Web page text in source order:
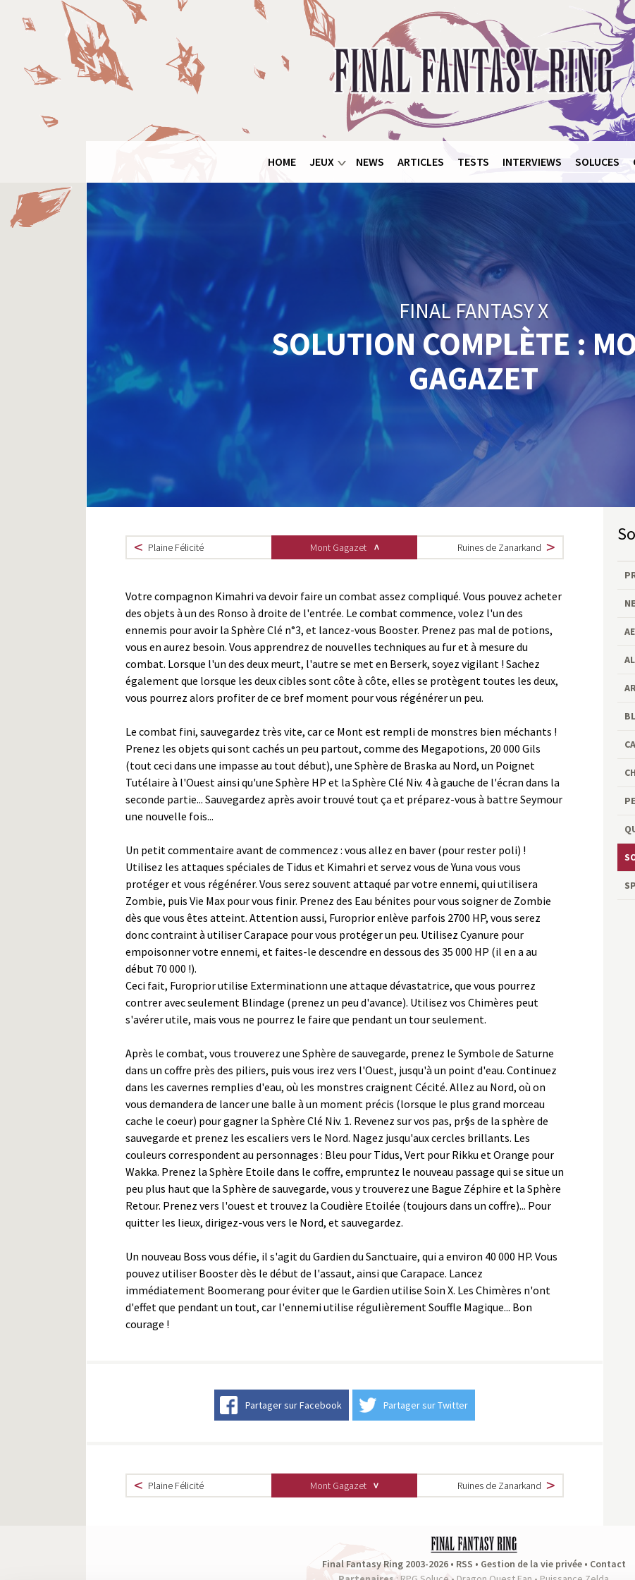
Final
Fantasy
Ring
HOME JEUX NEWS ARTICLES TESTS INTERVIEWS SOLUCES
FINAL FANTASY X
SOLUTION COMPLÈTE :
GAGAZET
Plaine Félicité Mont Gagazet Ruines de Zanarkand
Votre compagnon Kimahri va devoir faire un combat assez compliqué. Vous pouvez acheter
des objets à un des Ronso à droite de l'entrée. Le combat commence, volez l'un des
ennemis pour avoir la Sphère Clé n°3, et lancez-vous Booster. Prenez pas mal de potions,
vous en aurez besoin. Vous apprendrez de nouvelles techniques au fur et à mesure du
combat. Lorsque l'un des deux meurt, l'autre se met en Berserk, soyez vigilant ! Sachez
également que lorsque les deux cibles sont côte à côte, elles se protègent toutes les deux,
vous pourrez alors profiter de ce bref moment pour vous régénérer un peu.
Le combat fini, sauvegardez très vite, car ce Mont est rempli de monstres bien méchants !
Prenez les objets qui sont cachés un peu partout, comme des Megapotions, 20 000 Gils
(tout ceci dans une impasse au tout début), une Sphère de Braska au Nord, un Poignet
Tutélaire à l'Ouest ainsi qu'une Sphère HP et la Sphère Clé Niv. 4 à gauche de l'écran dans la
seconde partie... Sauvegardez après avoir trouvé tout ça et préparez-vous à battre Seymour
une nouvelle fois...
Un petit commentaire avant de commencez : vous allez en baver (pour rester poli) !
Utilisez les attaques spéciales de Tidus et Kimahri et servez vous de Yuna vous vous
protéger et vous régénérer. Vous serez souvent attaqué par votre ennemi, qui utilisera
Zombie, puis Vie Max pour vous finir. Prenez des Eau bénites pour vous soigner de Zombie
dès que vous êtes atteint. Attention aussi, Furoprior enlève parfois 2700 HP, vous serez
donc contraint à utiliser Carapace pour vous protéger un peu. Utilisez Cyanure pour
empoisonner votre ennemi, et faites-le descendre en dessous des 35 000 HP (il en a au
début 70 000 !).
Ceci fait, Furoprior utilise Exterminationn une attaque dévastatrice, que vous pourrez
contrer avec seulement Blindage (prenez un peu d'avance). Utilisez vos Chimères peut
s'avérer utile, mais vous ne pourrez le faire que pendant un tour seulement.
Après le combat, vous trouverez une Sphère de sauvegarde, prenez le Symbole de Saturne
dans un coffre près des piliers, puis vous irez vers l'Ouest, jusqu'à un point d'eau. Continuez
dans les cavernes remplies d'eau, où les monstres craignent Cécité. Allez au Nord, où on
vous demandera de lancer une balle à un moment précis (lorsque le plus grand morceau
cache le coeur) pour gagner la Sphère Clé Niv. 1. Revenez sur vos pas, pr§s de la sphère de
sauvegarde et prenez les escaliers vers le Nord. Nagez jusqu'aux cercles brillants. Les
couleurs correspondent au personnages : Bleu pour Tidus, Vert pour Rikku et Orange pour
Wakka. Prenez la Sphère Etoile dans le coffre, empruntez le nouveau passage qui se situe un
peu plus haut que la Sphère de sauvegarde, vous y trouverez une Bague Zéphire et la Sphère
Retour. Prenez vers l'ouest et trouvez la Coudière Etoilée (toujours dans un coffre)... Pour
quitter les lieux, dirigez-vous vers le Nord, et sauvegardez.
Un nouveau Boss vous défie, il s'agit du Gardien du Sanctuaire, qui a environ 40 000 HP. Vous
pouvez utiliser Booster dès le début de l'assaut, ainsi que Carapace. Lancez
immédiatement Boomerang pour éviter que le Gardien utilise Soin X. Les Chimères n'ont
d'effet que pendant un tout, car l'ennemi utilise régulièrement Souffle Magique... Bon
courage !
Partager sur Facebook Partager sur Twitter
Plaine Félicité Mont Gagazet Ruines de Zanarkand
Final Fantasy Ring 2003-2026 • RSS • Gestion de la vie privée• Contact
Panneau de gestion des cookies